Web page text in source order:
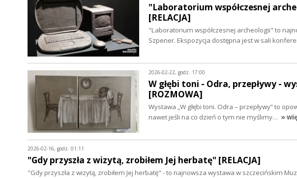
"Laboratorium współczesnej
[RELACJA]
"Laboratorium współczesnej archeologii" to
Szpener. Ekspozycja dostępna jest w sali
2026-02-22, godz. 17:00
W głębi toni - Odra, przepływy -
[ROZMOWA]
Wystawa „W głębi toni. Odra – przepływy” to
nawet jeśli na co dzień o tym nie myślimy… »
2026-02-16, godz. 01:11
"Gdy przyszła z wizytą, zrobiłem Jej herbatę" [RELACJA]
"Gdy przyszła z wizytą, zrobiłem Jej herbatę" - to najnowsza wystawa w szczecińskim